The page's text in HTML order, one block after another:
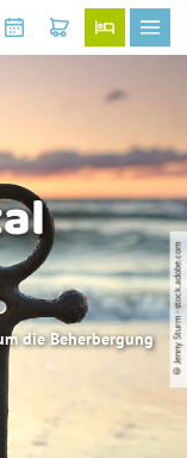
© Jenny Sturm - stock.adobe.com
die Beherbergung